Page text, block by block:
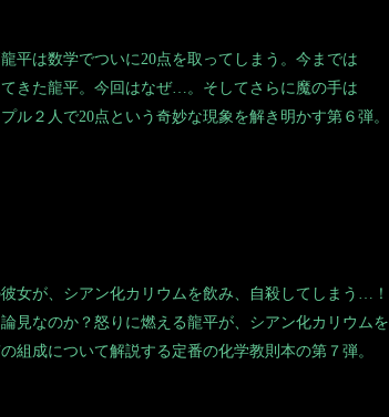
平は数学でついに20点を取ってしまう。今までは
きた龍平。今回はなぜ…。そしてさらに魔の手は
ル２人で20点という奇妙な現象を解き明かす第６弾。
女が、シアン化カリウムを飲み、自殺してしまう…！
見なのか？怒りに燃える龍平が、シアン化カリウムを
組成について解説する定番の化学教則本の第７弾。